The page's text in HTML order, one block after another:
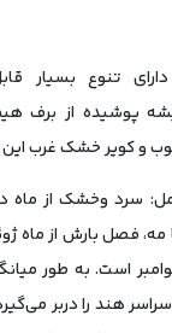
تنوع بسیار
پوشیده از برف
و کویر خشک غرب این
سرد وخشک از ماه
فصل بارش از ماه